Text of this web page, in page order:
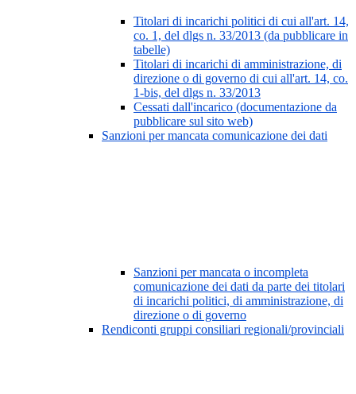
Titolari di incarichi politici di cui all'art. 14,
co. 1, del dlgs n. 33/2013 (da pubblicare in
tabelle)
Titolari di incarichi di amministrazione, di
direzione o di governo di cui all'art. 14, co.
1-bis, del dlgs n. 33/2013
Cessati dall'incarico (documentazione da
pubblicare sul sito web)
Sanzioni per mancata comunicazione dei dati
Sanzioni per mancata o incompleta
comunicazione dei dati da parte dei titolari
di incarichi politici, di amministrazione, di
direzione o di governo
Rendiconti gruppi consiliari regionali/provinciali